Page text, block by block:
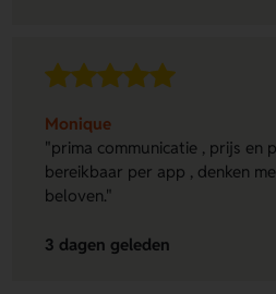
Monique
"prima communicatie , prijs en
bereikbaar per app , denken
beloven."
3 dagen geleden